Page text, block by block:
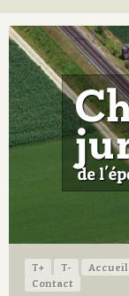
T+ T-
Accueil
Contact